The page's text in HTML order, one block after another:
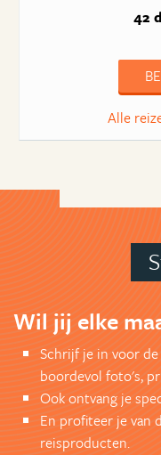
42
Alle
Wil jij elke
Schrijf je in voor
boordevol foto's,
Ook ontvang je
En profiteer je van
reisproducten.